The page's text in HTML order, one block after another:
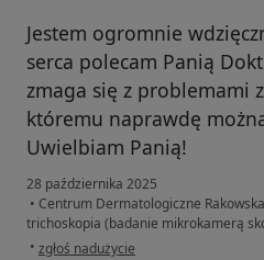
Jestem ogromnie
serca polecam Panią
zmaga się z problemami
któremu naprawdę
Uwielbiam Panią!
28 października 2025
• Centrum Dermatologiczne Rakowska
trichoskopia (badanie mikrokamerą
• w opinii użytkownika M.B.
zgłoś nadużycie